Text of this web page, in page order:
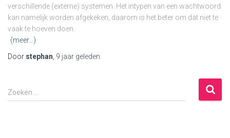
verschillende (externe) systemen. Het intypen van een wachtwoord
kan namelijk worden afgekeken, daarom is het beter om dat niet te
vaak te hoeven doen.
(meer…)
Door stephan, 9 jaar geleden
Z
o
Zoeken …